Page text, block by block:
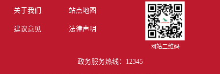
关于我们 站点地图
建议意见 法律声明
网站二维码
政务服务热线：12345